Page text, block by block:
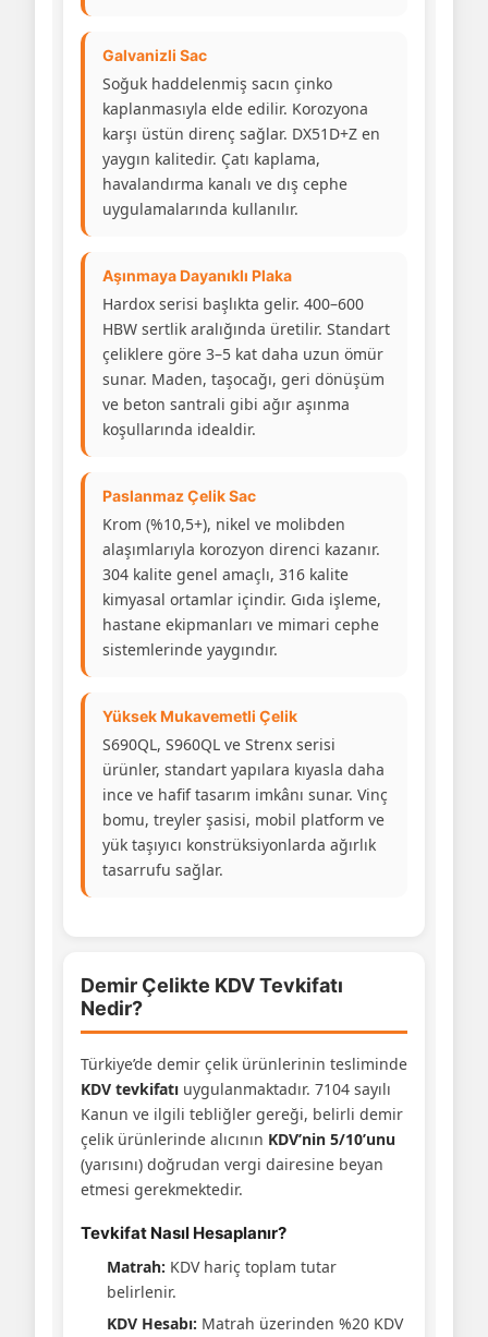
Galvanizli Sac
Soğuk haddelenmiş sacın çinko
kaplanmasıyla elde edilir. Korozyona
karşı üstün direnç sağlar. DX51D+Z en
yaygın kalitedir. Çatı kaplama,
havalandırma kanalı ve dış cephe
uygulamalarında kullanılır.
Aşınmaya Dayanıklı Plaka
Hardox serisi başlıkta gelir. 400–600
HBW sertlik aralığında üretilir. Standart
çeliklere göre 3–5 kat daha uzun ömür
sunar. Maden, taşocağı, geri dönüşüm
ve beton santrali gibi ağır aşınma
koşullarında idealdir.
Paslanmaz Çelik Sac
Krom (%10,5+), nikel ve molibden
alaşımlarıyla korozyon direnci kazanır.
304 kalite genel amaçlı, 316 kalite
kimyasal ortamlar içindir. Gıda işleme,
hastane ekipmanları ve mimari cephe
sistemlerinde yaygındır.
Yüksek Mukavemetli Çelik
S690QL, S960QL ve Strenx serisi
ürünler, standart yapılara kıyasla daha
ince ve hafif tasarım imkânı sunar. Vinç
bomu, treyler şasisi, mobil platform ve
yük taşıyıcı konstrüksiyonlarda ağırlık
tasarrufu sağlar.
Demir Çelikte KDV Tevkifatı
Nedir?
Türkiye’de demir çelik ürünlerinin tesliminde
KDV tevkifatı uygulanmaktadır. 7104 sayılı
Kanun ve ilgili tebliğler gereği, belirli demir
çelik ürünlerinde alıcının KDV’nin 5/10’unu
(yarısını) doğrudan vergi dairesine beyan
etmesi gerekmektedir.
Tevkifat Nasıl Hesaplanır?
Matrah: KDV hariç toplam tutar
belirlenir.
KDV Hesabı: Matrah üzerinden %20 KDV